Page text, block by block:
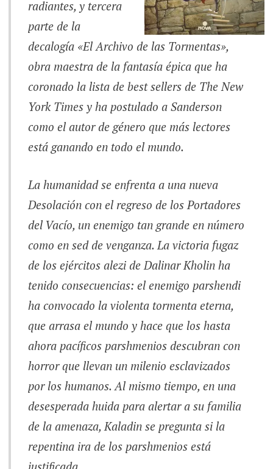
radiantes, y tercera
parte de la
decalogía «El Archivo de las Tormentas»,
obra maestra de la fantasía épica que ha
coronado la lista de best sellers de The New
York Times y ha postulado a Sanderson
como el autor de género que más lectores
está ganando en todo el mundo.
La humanidad se enfrenta a una nueva
Desolación con el regreso de los Portadores
del Vacío, un enemigo tan grande en número
como en sed de venganza. La victoria fugaz
de los ejércitos alezi de Dalinar Kholin ha
tenido consecuencias: el enemigo parshendi
ha convocado la violenta tormenta eterna,
que arrasa el mundo y hace que los hasta
ahora pacíficos parshmenios descubran con
horror que llevan un milenio esclavizados
por los humanos. Al mismo tiempo, en una
desesperada huida para alertar a su familia
de la amenaza, Kaladin se pregunta si la
repentina ira de los parshmenios está